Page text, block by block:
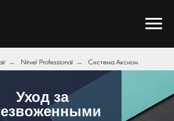
→ Nirvel Professional → Система Аксиом
Уход за